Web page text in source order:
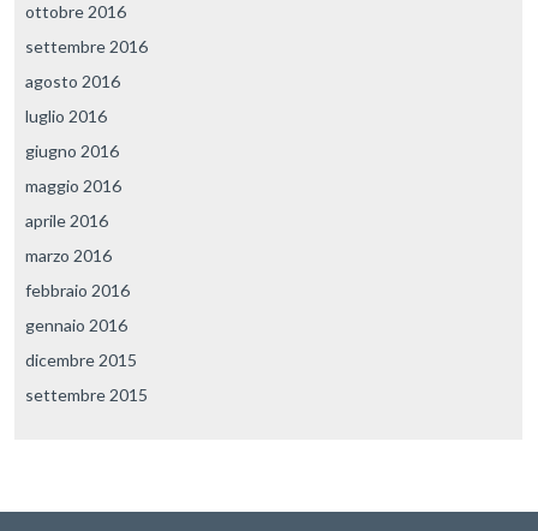
ottobre 2016
settembre 2016
agosto 2016
luglio 2016
giugno 2016
maggio 2016
aprile 2016
marzo 2016
febbraio 2016
gennaio 2016
dicembre 2015
settembre 2015